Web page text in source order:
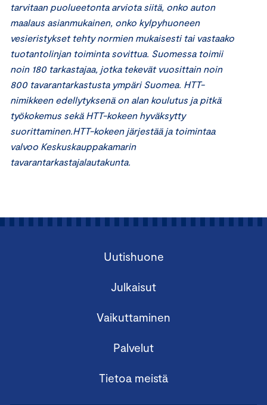
tarvitaan puolueetonta arviota siitä, onko auton
maalaus asianmukainen, onko kylpyhuoneen
vesieristykset tehty normien mukaisesti tai vastaako
tuotantolinjan toiminta sovittua. Suomessa toimii
noin 180 tarkastajaa, jotka tekevät vuosittain noin
800 tavarantarkastusta ympäri Suomea. HTT-
nimikkeen edellytyksenä on alan koulutus ja pitkä
työkokemus sekä HTT-kokeen hyväksytty
suorittaminen.HTT-kokeen järjestää ja toimintaa
valvoo Keskuskauppakamarin
tavarantarkastajalautakunta.
Uutishuone
Julkaisut
Vaikuttaminen
Palvelut
Tietoa meistä